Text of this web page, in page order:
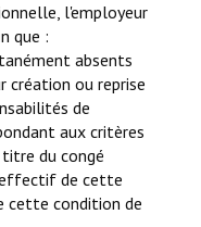
l'employeur
que :
absents
création ou reprise
de
aux critères
du congé
de cette
cette condition de